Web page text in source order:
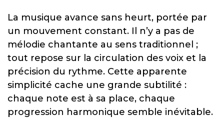
La musique avance sans heurt, portée par
un mouvement constant. Il n’y a pas de
mélodie chantante au sens traditionnel ;
tout repose sur la circulation des voix et la
précision du rythme. Cette apparente
simplicité cache une grande subtilité :
chaque note est à sa place, chaque
progression harmonique semble inévitable.